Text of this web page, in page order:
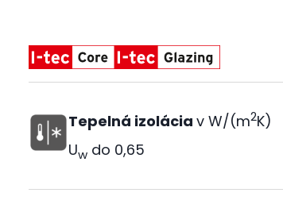
Tepelná izolácia v W/(m2K)
Uw do 0,65